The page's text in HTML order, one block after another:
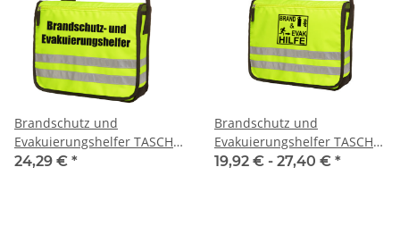
Brandschutz und
Evakuierungshelfer TASCHE
(ohne Inhalt)
24,29 € *
Brandschutz und
Evakuierungshelfer TASCHE
BRAND&EVAK Piktogram
19,92 € - 27,40 € *